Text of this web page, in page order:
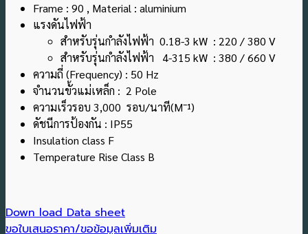
Frame : 90 , Material : aluminium
แรงดันไฟฟ้า
สำหรับรุ่นกำลังไฟฟ้า 0.18-3 kW : 220 / 380 V
สำหรับรุ่นกำลังไฟฟ้า 4-315 kW : 380 / 660 V
ความถี่ (Frequency) : 50 Hz
จำนวนขั้วแม่เหล็ก : 2 Pole
ความเร็วรอบ 3,000 รอบ/นาที(M¯¹)
ดัชนีการป้องกัน : IP55
Insulation class F
Temperature Rise Class B
Down load Data sheet
ขอใบเสนอราคา/ขอข้อมูลเพิ่มเติม